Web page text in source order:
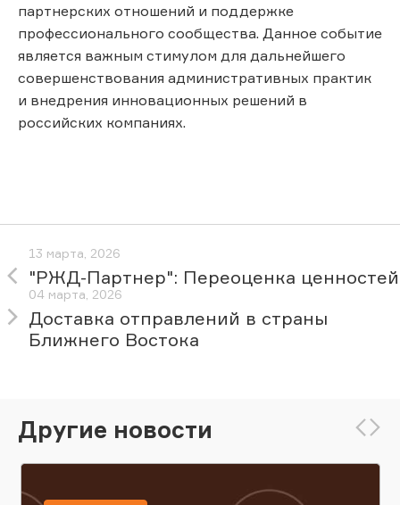
партнерских отношений и поддержке
профессионального сообщества. Данное событие
является важным стимулом для дальнейшего
совершенствования административных практик
и внедрения инновационных решений в
российских компаниях.
13 марта, 2026
"РЖД-Партнер": Переоценка ценностей
04 марта, 2026
Доставка отправлений в страны
Ближнего Востока
Другие новости